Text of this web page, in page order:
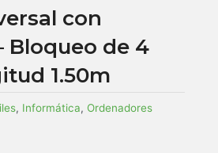
con
Bloqueo de 4
1.50m
, Informática, Ordenadores